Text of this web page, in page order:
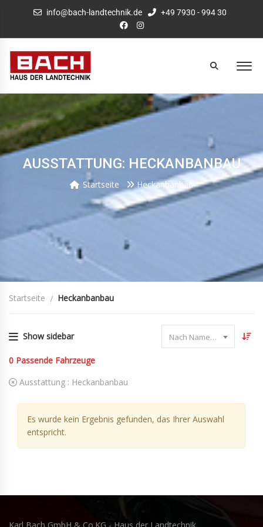
info@bach-landtechnik.de +49 7930 - 994 30
AUSSTATTUNG: HECKANBANBAU
Startseite Heckanbanbau
Startseite Heckanbanbau
Show sidebar Nach Name sortieren
0 Passende Fahrzeuge
Ausstattung : Heckanbanbau
Es wurde kein Ergebnis gefunden, das Ihrer Auswahl
entspricht.